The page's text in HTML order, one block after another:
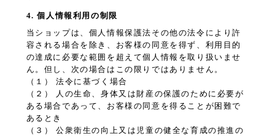
4. 個人情報利用の制限
当ショップは、個人情報保護法その他の法令により許
容される場合を除き、お客様の同意を得ず、利用目的
の達成に必要な範囲を超えて個人情報を取り扱いませ
ん。但し、次の場合はこの限りではありません。
（１） 法令に基づく場合
（２） 人の生命、身体又は財産の保護のために必要が
ある場合であって、お客様の同意を得ることが困難で
あるとき
（３） 公衆衛生の向上又は児童の健全な育成の推進の